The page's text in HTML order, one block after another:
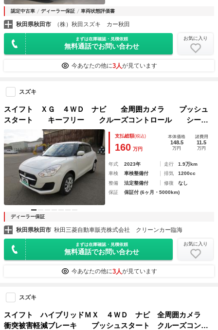
認定中古車 ディーラー保証 車両状態評価書
秋田県秋田市 （株）秋田スズキ カー秋田
まずは在庫確認・見積依頼
無料通話でお問い合わせ
お気に入り
今あなたの他に3人が見ています
スズキ
スイフト ＸＧ ４ＷＤ ナビ 全周囲カメラ プッシュ
スタート キーフリー クルーズコントロール シート
支払総額(税込)
160 万円
本体価格
148.5
万円
諸費用
11.5
万円
年式 2023年 走行
1.9万km
車検
車検整備付 排気
1200cc
整備
法定整備付 修復
なし
保証
保証付 (6ヶ月・5000km)
ディーラー保証
秋田県秋田市 秋田三菱自動車販売株式会社 クリーンカー臨海
まずは在庫確認・見積依頼
無料通話でお問い合わせ
お気に入り
今あなたの他に3人が見ています
スズキ
スイフト ハイブリッドＭＸ ４ＷＤ ナビ 全周囲カメラ
衝突被害軽減ブレーキ プッシュスタート クルーズコント